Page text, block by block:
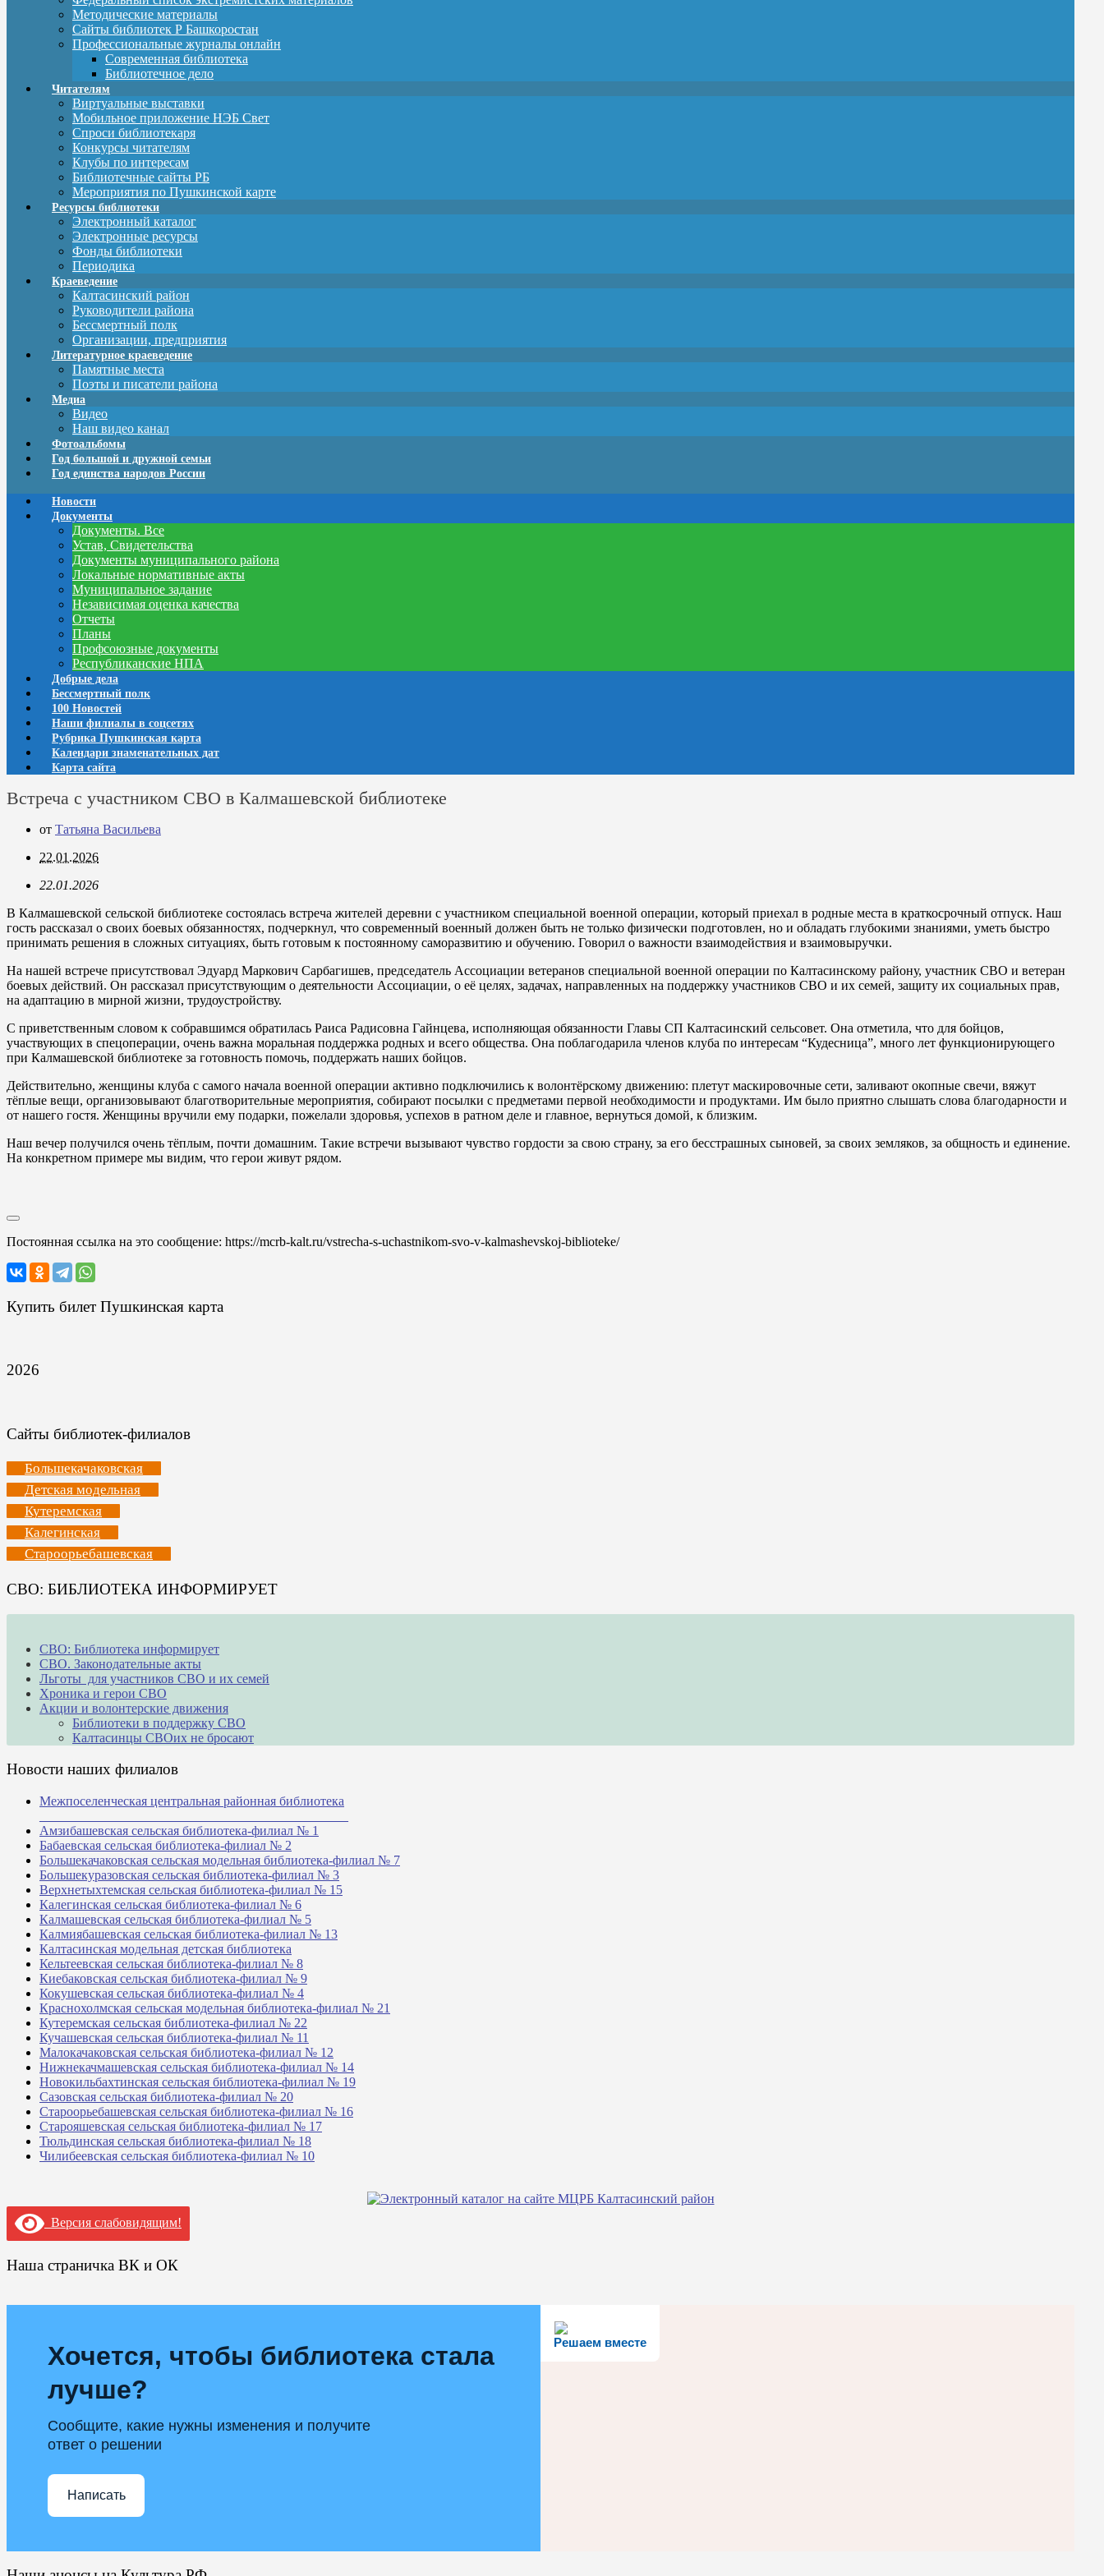
Методические материалы
Сайты библиотек Р Башкоростан
Профессиональные журналы онлайн
Современная библиотека
Библиотечное дело
Читателям
Виртуальные выставки
Мобильное приложение НЭБ Свет
Спроси библиотекаря
Конкурсы читателям
Клубы по интересам
Библиотечные сайты РБ
Мероприятия по Пушкинской карте
Ресурсы библиотеки
Электронный каталог
Электронные ресурсы
Фонды библиотеки
Периодика
Краеведение
Калтасинский район
Руководители района
Бессмертный полк
Организации, предприятия
Литературное краеведение
Памятные места
Поэты и писатели района
Медиа
Видео
Наш видео канал
Фотоальбомы
Год большой и дружной семьи
Год единства народов России
Новости
Документы
Документы. Все
Устав, Свидетельства
Документы муниципального района
Локальные нормативные акты
Муниципальное задание
Независимая оценка качества
Отчеты
Планы
Профсоюзные документы
Республиканские НПА
Добрые дела
Бессмертный полк
100 Новостей
Наши филиалы в соцсетях
Рубрика Пушкинская карта
Календари знаменательных дат
Карта сайта
Встреча с участником СВО в Калмашевской библиотеке
от Татьяна Васильева
22.01.2026
22.01.2026
В Калмашевской сельской библиотеке состоялась встреча жителей деревни с участником специальной военной операции, который приехал в родные места в краткосрочный отпуск. Наш
гость рассказал о своих боевых обязанностях, подчеркнул, что современный военный должен быть не только физически подготовлен, но и обладать глубокими знаниями, уметь быстро
принимать решения в сложных ситуациях, быть готовым к постоянному саморазвитию и обучению. Говорил о важности взаимодействия и взаимовыручки.
На нашей встрече присутствовал Эдуард Маркович Сарбагишев, председатель Ассоциации ветеранов специальной военной операции по Калтасинскому району, участник СВО и ветеран
боевых действий. Он рассказал присутствующим о деятельности Ассоциации, о её целях, задачах, направленных на поддержку участников СВО и их семей, защиту их социальных прав,
на адаптацию в мирной жизни, трудоустройству.
С приветственным словом к собравшимся обратилась Раиса Радисовна Гайнцева, исполняющая обязанности Главы СП Калтасинский сельсовет. Она отметила, что для бойцов,
участвующих в спецоперации, очень важна моральная поддержка родных и всего общества. Она поблагодарила членов клуба по интересам “Кудесница”, много лет функционирующего
при Калмашевской библиотеке за готовность помочь, поддержать наших бойцов.
Действительно, женщины клуба с самого начала военной операции активно подключились к волонтёрскому движению: плетут маскировочные сети, заливают окопные свечи, вяжут
тёплые вещи, организовывают благотворительные мероприятия, собирают посылки с предметами первой необходимости и продуктами. Им было приятно слышать слова благодарности и
от нашего гостя. Женщины вручили ему подарки, пожелали здоровья, успехов в ратном деле и главное, вернуться домой, к близким.
Наш вечер получился очень тёплым, почти домашним. Такие встречи вызывают чувство гордости за свою страну, за его бесстрашных сыновей, за своих земляков, за общность и единение.
На конкретном примере мы видим, что герои живут рядом.
Постоянная ссылка на это сообщение: https://mcrb-kalt.ru/vstrecha-s-uchastnikom-svo-v-kalmashevskoj-biblioteke/
Купить билет Пушкинская карта
2026
Сайты библиотек-филиалов
Большекачаковская
Детская модельная
Кутеремская
Калегинская
Староорьебашевская
СВО: БИБЛИОТЕКА ИНФОРМИРУЕТ
СВО: Библиотека информирует
СВО. Законодательные акты
Льготы для участников СВО и их семей
Хроника и герои СВО
Акции и волонтерские движения
Библиотеки в поддержку СВО
Калтасинцы СВОих не бросают
Новости наших филиалов
Межпоселенческая центральная районная библиотека
Амзибашевская сельская библиотека-филиал № 1
Бабаевская сельская библиотека-филиал № 2
Большекачаковская сельская модельная библиотека-филиал № 7
Большекуразовская сельская библиотека-филиал № 3
Верхнетыхтемская сельская библиотека-филиал № 15
Калегинская сельская библиотека-филиал № 6
Калмашевская сельская библиотека-филиал № 5
Калмиябашевская сельская библиотека-филиал № 13
Калтасинская модельная детская библиотека
Кельтеевская сельская библиотека-филиал № 8
Киебаковская сельская библиотека-филиал № 9
Кокушевская сельская библиотека-филиал № 4
Краснохолмская сельская модельная библиотека-филиал № 21
Кутеремская сельская библиотека-филиал № 22
Кучашевская сельская библиотека-филиал № 11
Малокачаковская сельская библиотека-филиал № 12
Нижнекачмашевская сельская библиотека-филиал № 14
Новокильбахтинская сельская библиотека-филиал № 19
Сазовская сельская библиотека-филиал № 20
Староорьебашевская сельская библиотека-филиал № 16
Старояшевская сельская библиотека-филиал № 17
Тюльдинская сельская библиотека-филиал № 18
Чилибеевская сельская библиотека-филиал № 10
Версия слабовидящим!
Наша страничка ВК и ОК
Решаем вместе
Хочется, чтобы библиотека стала
лучше?
Сообщите, какие нужны изменения и получите
ответ о решении
Написать